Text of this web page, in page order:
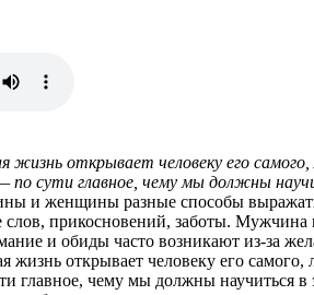
жизнь открывает человеку его
по сути главное, чему мы должны
и женщины разные способы
слов, прикосновений, заботы. Мужчина
и обиды часто возникают из-за
жизнь открывает человеку его
главное, чему мы должны научиться в